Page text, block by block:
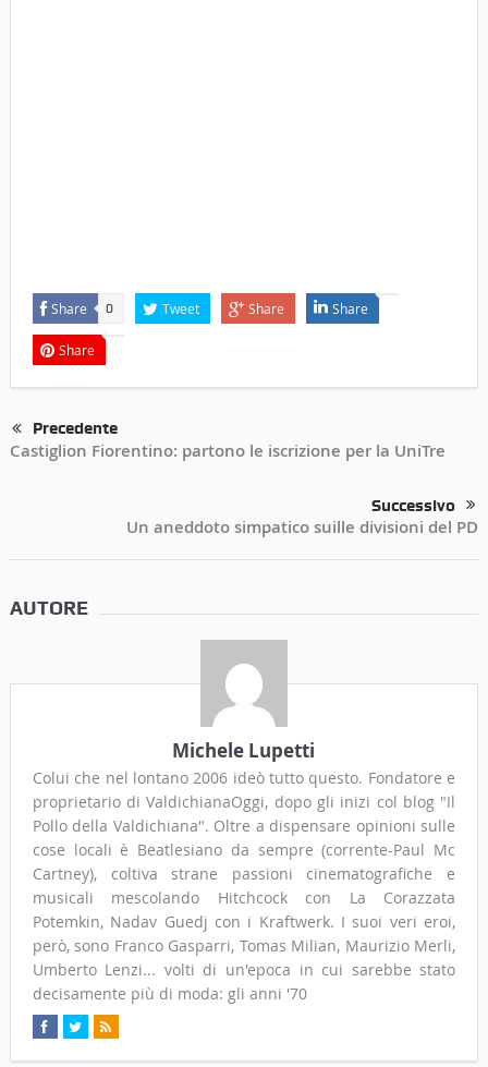
Share 0 Tweet Share Share
Share
Precedente
Castiglion Fiorentino: partono le iscrizione per la UniTre
Successivo
Un aneddoto simpatico suille divisioni del PD
AUTORE
Michele Lupetti
Colui che nel lontano 2006 ideò tutto questo. Fondatore e
proprietario di ValdichianaOggi, dopo gli inizi col blog "Il
Pollo della Valdichiana". Oltre a dispensare opinioni sulle
cose locali è Beatlesiano da sempre (corrente-Paul Mc
Cartney), coltiva strane passioni cinematografiche e
musicali mescolando Hitchcock con La Corazzata
Potemkin, Nadav Guedj con i Kraftwerk. I suoi veri eroi,
però, sono Franco Gasparri, Tomas Milian, Maurizio Merli,
Umberto Lenzi... volti di un'epoca in cui sarebbe stato
decisamente più di moda: gli anni '70